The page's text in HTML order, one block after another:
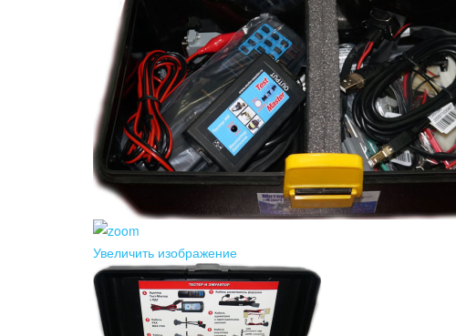
Увеличить изображение